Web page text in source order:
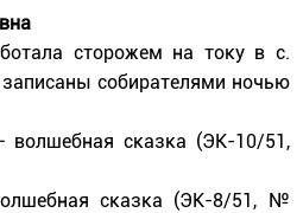
сторожем на току в с.
собирателями ночью
волшебная сказка (ЭК-10/51,
сказка (ЭК-8/51, №